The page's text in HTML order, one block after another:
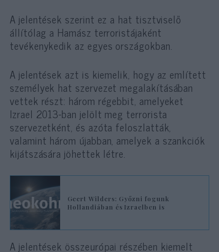
A jelentések szerint ez a hat tisztviselő
állítólag a Hamász terroristájaként
tevékenykedik az egyes országokban.
A jelentések azt is kiemelik, hogy az említett
személyek hat szervezet megalakításában
vettek részt: három régebbit, amelyeket
Izrael 2013-ban jelölt meg terrorista
szervezetként, és azóta feloszlatták,
valamint három újabban, amelyek a szankciók
kijátszására jöhettek létre.
Geert Wilders: Győzni fogunk
Hollandiában és Izraelben is
A jelentések összeurópai részében kiemelt